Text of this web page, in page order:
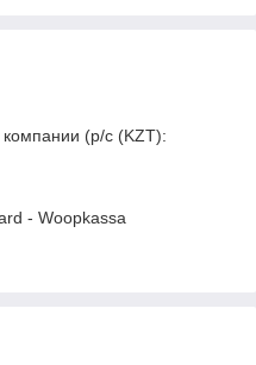
компании (р/с (KZT):
- Woopkassa